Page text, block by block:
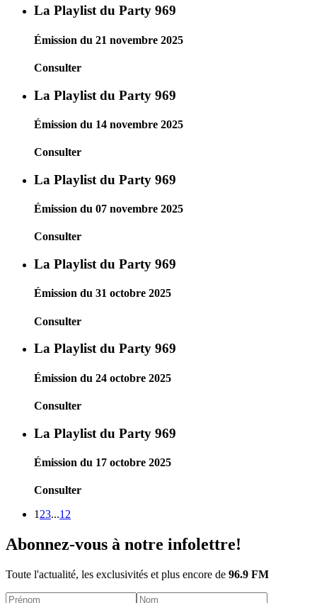
La Playlist du Party 969
Émission du 21 novembre 2025
Consulter
La Playlist du Party 969
Émission du 14 novembre 2025
Consulter
La Playlist du Party 969
Émission du 07 novembre 2025
Consulter
La Playlist du Party 969
Émission du 31 octobre 2025
Consulter
La Playlist du Party 969
Émission du 24 octobre 2025
Consulter
La Playlist du Party 969
Émission du 17 octobre 2025
Consulter
1 23...12
Abonnez-vous à notre infolettre!
Toute l'actualité, les exclusivités et plus encore de 96.9 FM